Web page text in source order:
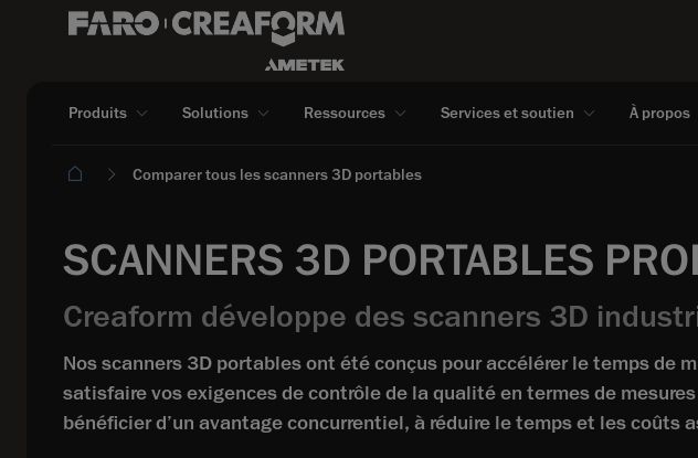
Produits Solutions Ressources Services et soutien À propos
Comparer tous les scanners 3D portables
SCANNERS 3D PORTABLES
Creaform développe des scanners 3D
Nos scanners 3D portables ont été conçus pour accélérer le temps
satisfaire vos exigences de contrôle de la qualité en termes de
bénéficier d’un avantage concurrentiel, à réduire le temps et les